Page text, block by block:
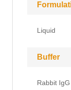
Liquid
Buffer
Rabbit